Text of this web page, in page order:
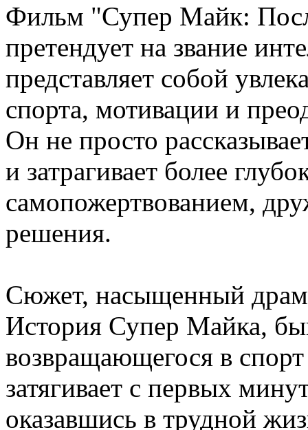
Фильм "Супер Майк:
претендует на звание
представляет собой
спорта, мотивации и
Он не просто
и затрагивает более
самопожертвованием,
решения.
Сюжет, насыщенный
История Супер Майка,
возвращающегося в
затягивает с первых
оказавшись в трудной